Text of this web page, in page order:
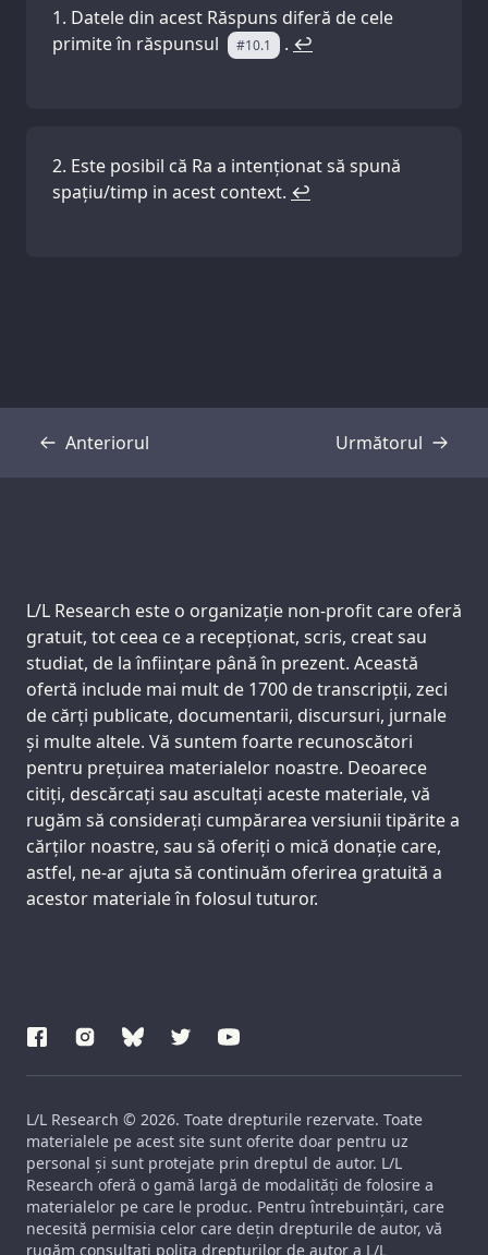
Datele din acest Răspuns diferă de cele
primite în răspunsul
#10.1 . ↩
Este posibil că Ra a intenționat să spună
spațiu/timp in acest context. ↩
Anteriorul
Transcriere Următorul
Transcriere
Support us:
L/L Research este o organizație non-profit care oferă
gratuit, tot ceea ce a recepționat, scris, creat sau
studiat, de la înființare până în prezent. Această
ofertă include mai mult de 1700 de transcripții, zeci
de cărți publicate, documentarii, discursuri, jurnale
și multe altele. Vă suntem foarte recunoscători
pentru prețuirea materialelor noastre. Deoarece
citiți, descărcați sau ascultați aceste materiale, vă
rugăm să considerați cumpărarea versiunii tipărite a
cărților noastre, sau să oferiți o mică donație care,
astfel, ne-ar ajuta să continuăm oferirea gratuită a
acestor materiale în folosul tuturor.
L/L Research © 2026. Toate drepturile rezervate. Toate
materialele pe acest site sunt oferite doar pentru uz
personal și sunt protejate prin dreptul de autor. L/L
Research oferă o gamă largă de modalități de folosire a
materialelor pe care le produc. Pentru întrebuințări, care
necesită permisia celor care dețin drepturile de autor, vă
rugăm consultați polița drepturilor de autor a L/L